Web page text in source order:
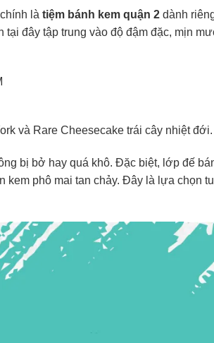
là tiệm bánh kem quận 2 dành
đây tập trung vào độ đậm đặc, mịn
và Rare Cheesecake trái cây nhiệt đới.
bị bở hay quá khô. Đặc biệt, lớp đế
phô mai tan chảy. Đây là lựa chọn